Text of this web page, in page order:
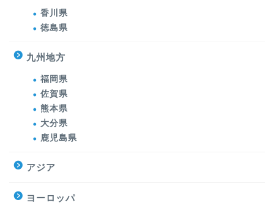
香川県
徳島県
九州地方
福岡県
佐賀県
熊本県
大分県
鹿児島県
アジア
ヨーロッパ